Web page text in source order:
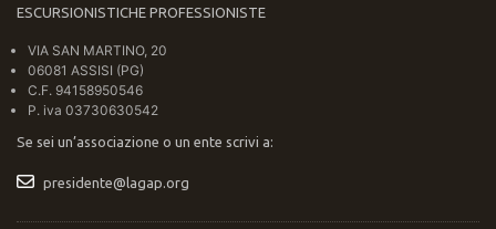
ESCURSIONISTICHE PROFESSIONISTE
VIA SAN MARTINO, 20
06081 ASSISI (PG)
C.F. 94158950546
P. iva 03730630542
Se sei un’associazione o un ente scrivi a:
presidente@lagap.org